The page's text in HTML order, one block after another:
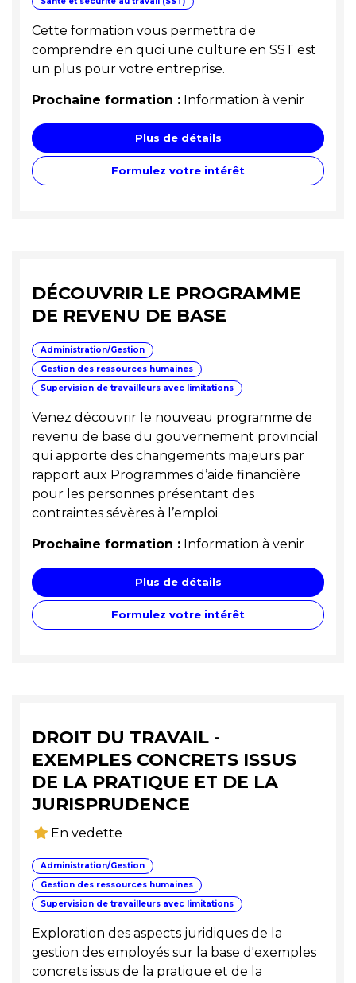
Cette formation vous permettra de
comprendre en quoi une culture en SST est
un plus pour votre entreprise.
Prochaine formation : Information à venir
Plus de détails
Formulez votre intérêt
DÉCOUVRIR LE PROGRAMME
DE REVENU DE BASE
Administration/Gestion
Gestion des ressources humaines
Supervision de travailleurs avec limitations
Venez découvrir le nouveau programme de
revenu de base du gouvernement provincial
qui apporte des changements majeurs par
rapport aux Programmes d’aide financière
pour les personnes présentant des
contraintes sévères à l’emploi.
Prochaine formation : Information à venir
Plus de détails
Formulez votre intérêt
DROIT DU TRAVAIL -
EXEMPLES CONCRETS ISSUS
DE LA PRATIQUE ET DE LA
JURISPRUDENCE
En vedette
Administration/Gestion
Gestion des ressources humaines
Supervision de travailleurs avec limitations
Exploration des aspects juridiques de la
gestion des employés sur la base d'exemples
concrets issus de la pratique et de la